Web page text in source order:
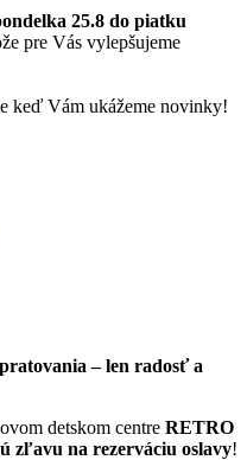
25.8 do piatku
pre Vás vylepšujeme
keď Vám ukážeme novinky!
– len radosť a
detskom centre RETRO
zľavu na rezerváciu oslavy!